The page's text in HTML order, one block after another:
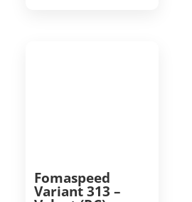
Fomaspeed
Variant 313 –